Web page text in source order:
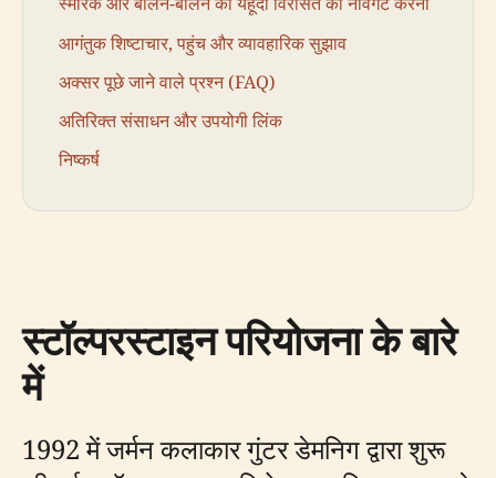
आगंतुक शिष्टाचार, पहुंच और व्यावहारिक सुझाव
अक्सर पूछे जाने वाले प्रश्न (FAQ)
अतिरिक्त संसाधन और उपयोगी लिंक
निष्कर्ष
स्टॉल्परस्टाइन परियोजना के बारे
में
1992 में जर्मन कलाकार गुंटर डेमनिग द्वारा शुरू